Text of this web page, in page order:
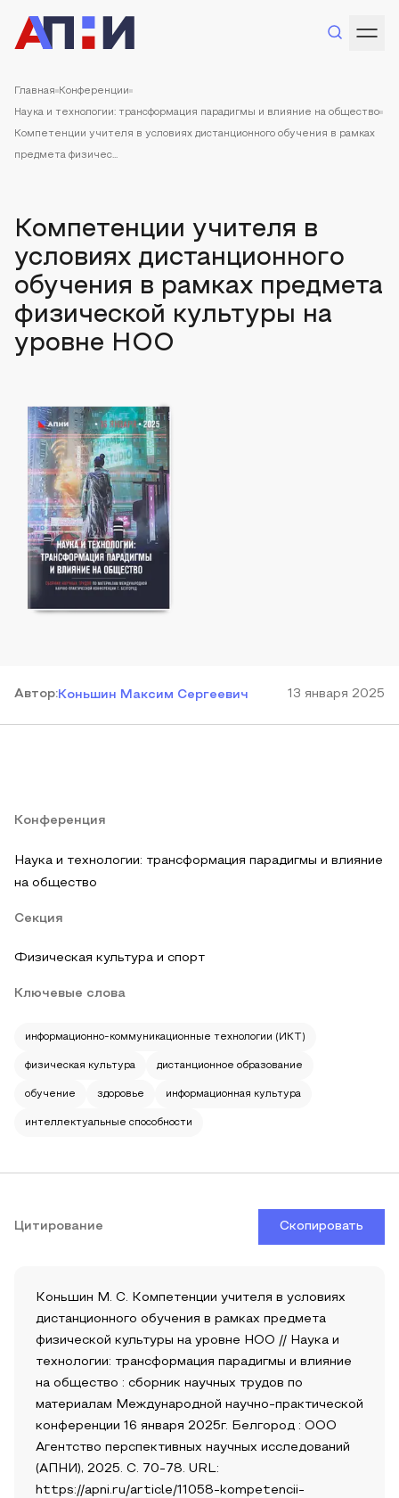
Главная Конференции
Наука и технологии: трансформация парадигмы и влияние на общество
Компетенции учителя в условиях дистанционного обучения в рамках
предмета физичес...
Компетенции учителя в
условиях дистанционного
обучения в рамках предмета
физической культуры на
уровне НОО
Автор:Коньшин Максим Сергеевич 13 января 2025
Конференция
Наука и технологии: трансформация парадигмы и влияние
на общество
Секция
Физическая культура и спорт
Ключевые слова
информационно-коммуникационные технологии (ИКТ)
физическая культура дистанционное образование
обучение здоровье информационная культура
интеллектуальные способности
Цитирование Скопировать
Коньшин М. С. Компетенции учителя в условиях
дистанционного обучения в рамках предмета
физической культуры на уровне НОО // Наука и
технологии: трансформация парадигмы и влияние
на общество : сборник научных трудов по
материалам Международной научно-практической
конференции 16 января 2025г. Белгород : ООО
Агентство перспективных научных исследований
(АПНИ), 2025. С. 70-78. URL:
https://apni.ru/article/11058-kompetencii-